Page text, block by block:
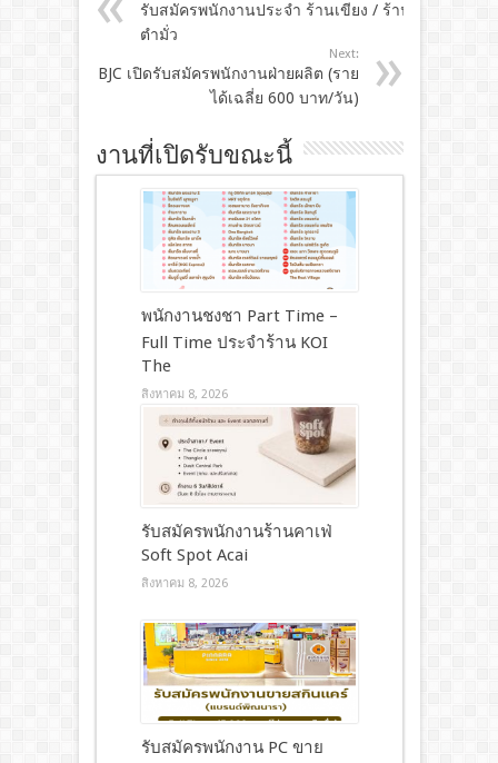
รับสมัครพนักงานประจำ ร้านเขียง / ร้าน
ตำมั่ว
Next:
BJC เปิดรับสมัครพนักงานฝ่ายผลิต (ราย
ได้เฉลี่ย 600 บาท/วัน)
งานที่เปิดรับขณะนี้
พนักงานชงชา Part Time –
Full Time ประจำร้าน KOI
The
สิงหาคม 8, 2026
รับสมัครพนักงานร้านคาเฟ่
Soft Spot Acai
สิงหาคม 8, 2026
รับสมัครพนักงาน PC ขาย